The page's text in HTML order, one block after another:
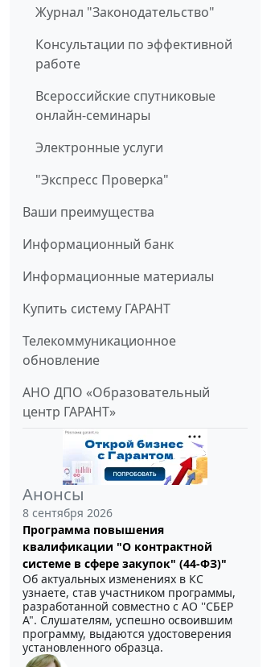
Журнал "Законодательство"
Консультации по эффективной
работе
Всероссийские спутниковые
онлайн-семинары
Электронные услуги
"Экспресс Проверка"
Ваши преимущества
Информационный банк
Информационные материалы
Купить систему ГАРАНТ
Телекоммуникационное
обновление
АНО ДПО «Образовательный
центр ГАРАНТ»
Анонсы
8 сентября 2026
Программа повышения
квалификации "О контрактной
системе в сфере закупок" (44-ФЗ)"
Об актуальных изменениях в КС
узнаете, став участником программы,
разработанной совместно с АО ''СБЕР
А". Слушателям, успешно освоившим
программу, выдаются удостоверения
установленного образца.